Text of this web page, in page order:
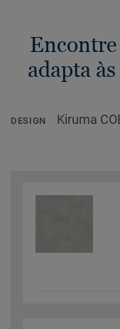
Encontre
adapta
DESIGN Kiruma